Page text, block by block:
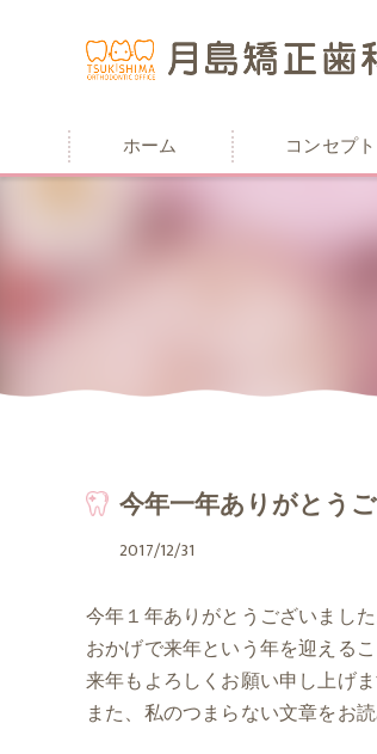
ホーム コンセプト
今年一年ありがとう
2017/12/31
今年１年ありがとうございました
おかげで来年という年を迎える
来年もよろしくお願い申し上げま
また、私のつまらない文章をお